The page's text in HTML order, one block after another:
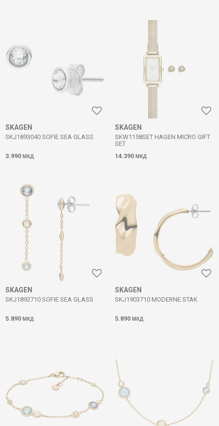
SKAGEN
SKJ1893040 SOFIE SEA GLASS
3.990 МКД
SKAGEN
SKW1158SET HAGEN MICRO GIFT
SET
14.390 МКД
SKAGEN
SKJ1892710 SOFIE SEA GLASS
5.890 МКД
SKAGEN
SKJ1903710 MODERNE STAK
5.890 МКД